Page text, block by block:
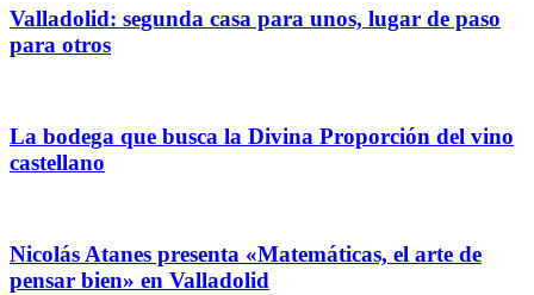
Valladolid: segunda casa para unos, lugar de paso
para otros
La bodega que busca la Divina Proporción del vino
castellano
Nicolás Atanes presenta «Matemáticas, el arte de
pensar bien» en Valladolid